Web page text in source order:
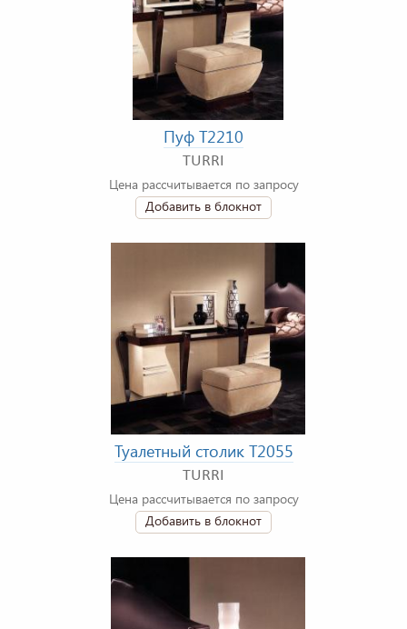
Пуф T2210
TURRI
Цена рассчитывается по запросу
Добавить в блокнот
Туалетный столик T2055
TURRI
Цена рассчитывается по запросу
Добавить в блокнот